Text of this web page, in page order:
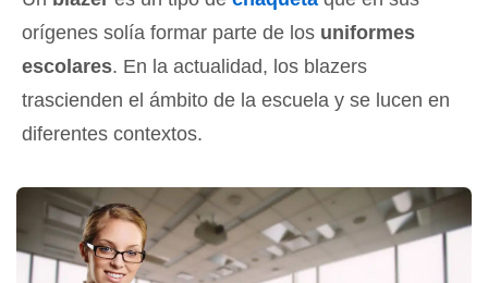
orígenes solía formar parte de los uniformes
escolares. En la actualidad, los blazers
trascienden el ámbito de la escuela y se lucen en
diferentes contextos.